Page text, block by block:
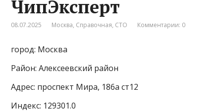
ЧипЭксперт
08.07.2025 Москва, Справочная, СТО Комментарии: 0
город: Москва
Район: Алексеевский район
Адрес: проспект Мира, 186а ст12
Индекс: 129301.0